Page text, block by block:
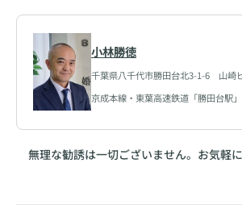
小林勝徳
千葉県八千代市勝田台北3-1-6 山崎
京成本線・東葉高速鉄道「勝田台駅
無理な勧誘は一切ございません。お気軽